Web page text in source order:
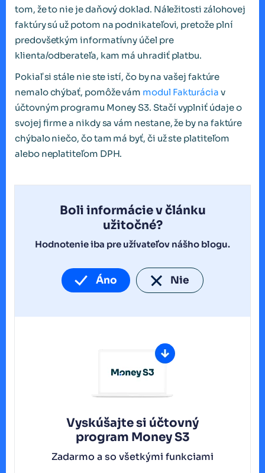
tom, že to nie je daňový doklad. Náležitosti zálohovej
faktúry sú už potom na podnikateľovi, pretože plní
predovšetkým informatívny účel pre
klienta/odberateľa, kam má uhradiť platbu.
Pokiaľ si stále nie ste istí, čo by na vašej faktúre
nemalo chýbať, pomôže vám modul Fakturácia v
účtovným programu Money S3. Stačí vyplniť údaje o
svojej firme a nikdy sa vám nestane, že by na faktúre
chýbalo niečo, čo tam má byť, či už ste platiteľom
alebo neplatiteľom DPH.
Boli informácie v článku
užitočné?
Hodnotenie iba pre užívateľov nášho blogu.
Áno Nie
Vyskúšajte si účtovný
program Money S3
Zadarmo a so všetkými funkciami